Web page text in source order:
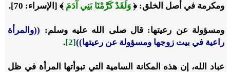
ومكرمة في أصل الخلق: ﴿ وَلَقَدْ كَرَّمْنَا بَنِي آدَمَ ﴾ [الإسراء: 70].
ومسؤولة عن رعيتها: قال صلى الله عليه وسلم: ((والمرأة
راعية في بيت زوجها ومسؤولة عن رعيتها))[2]
.
عباد الله، إن هذه المكانة السامية التي تبوأتها المرأة في ظل